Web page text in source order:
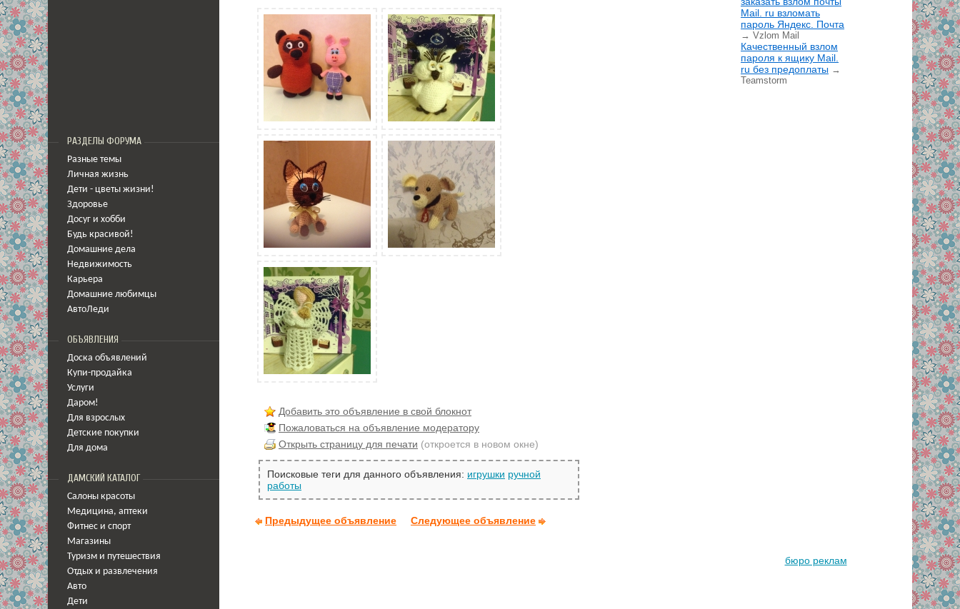
РАЗДЕЛЫ ФОРУМА
Разные темы
Личная жизнь
Дети - цветы жизни!
Здоровье
Досуг и хобби
Будь красивой!
Домашние дела
Недвижимость
Карьера
Домашние любимцы
АвтоЛеди
ОБЪЯВЛЕНИЯ
Доска объявлений
Купи-продайка
Услуги
Даром!
Для взрослых
Детские покупки
Для дома
ДАМСКИЙ КАТАЛОГ
Салоны красоты
Медицина, аптеки
Фитнес и спорт
Магазины
Туризм и путешествия
Отдых и развлечения
Авто
Дети
Добавить это объявление в свой блокнот
Пожаловаться на объявление модератору
Открыть страницу для печати (откроется в новом окне)
Поисковые теги для данного объявления: игрушки ручной
работы
Предыдущее объявление Следующее объявление
Mail. ru взломать
пароль Яндекс. Почта
→ Vzlom Mail
Качественный взлом
пароля к ящику Mail.
ru без предоплаты →
Teamstorm
бюро реклам